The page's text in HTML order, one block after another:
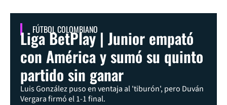
FÚTBOL COLOMBIANO
Liga BetPlay | Junior empató
con América y sumó su quinto
partido sin ganar
Luis González puso en ventaja al 'tiburón', pero Duván
Vergara firmó el 1-1 final.